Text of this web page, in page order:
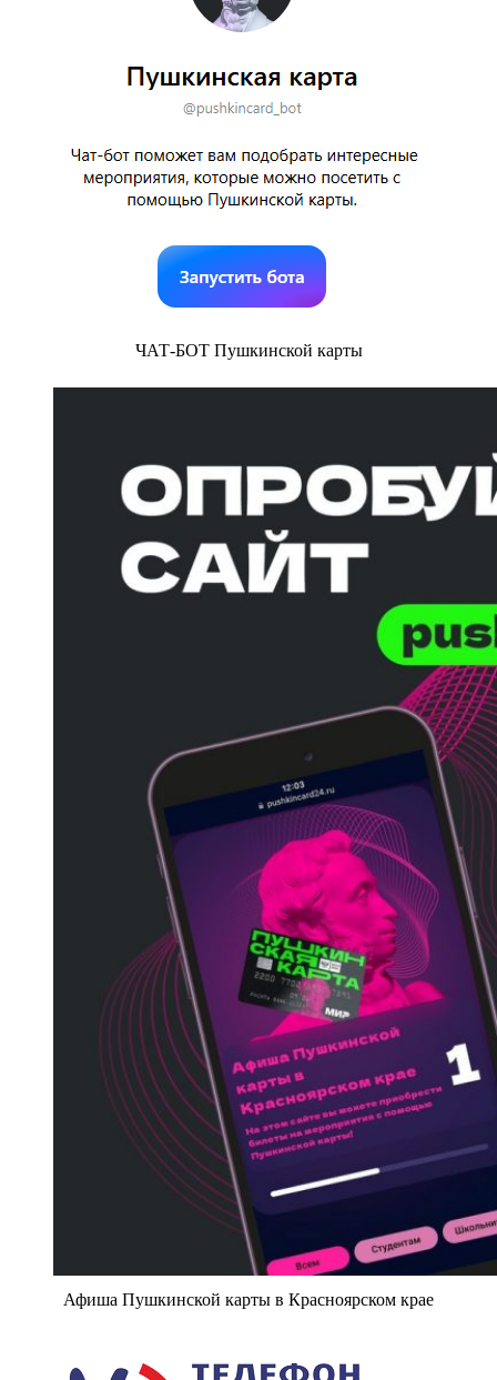
ЧАТ-БОТ Пушкинской карты
Афиша Пушкинской карты в Красноярском крае